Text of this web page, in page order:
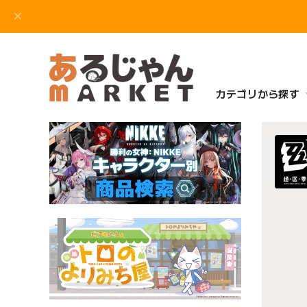
カテゴリから探す